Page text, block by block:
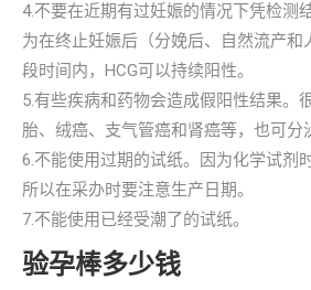
4.不要在近期有过妊娠的情况下凭检测
为在终止妊娠后（分娩后、自然流产和
段时间内，HCG可以持续阳性。
5.有些疾病和药物会造成假阳性结果。
胎、绒癌、支气管癌和肾癌等，也可分
6.不能使用过期的试纸。因为化学试剂
所以在采办时要注意生产日期。
7.不能使用已经受潮了的试纸。
验孕棒多少钱